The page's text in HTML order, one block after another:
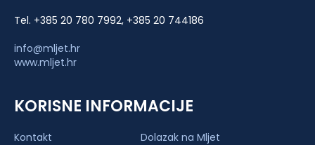
Tel. +385 20 780 7992, +385 20 744186
info@mljet.hr
www.mljet.hr
KORISNE INFORMACIJE
Kontakt
Dolazak na Mljet